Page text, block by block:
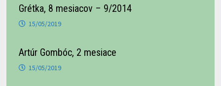
Grétka, 8 mesiacov – 9/2014
15/05/2019
Artúr Gombóc, 2 mesiace
15/05/2019